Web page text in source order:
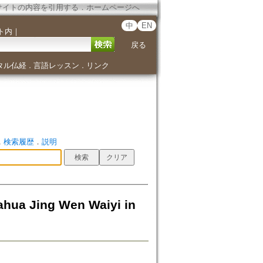
イトの内容を引用する ． ホームページへ
内 ｜
中 EN
戻る
ル仏経． 言語レッスン ． リンク
検索履歴． 説明
Jing Wen Waiyi in